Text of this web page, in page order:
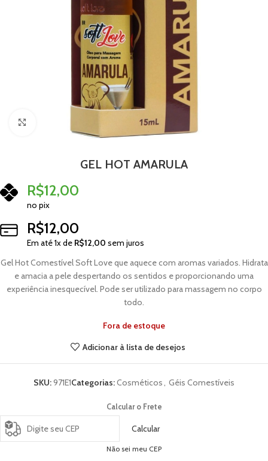
GEL HOT AMARULA
R$12,00
no pix
R$12,00
Em até1x de R$12,00 sem juros
Gel Hot Comestível Soft Love que aquece com aromas variados. Hidrata
e amacia a pele despertando os sentidos e proporcionando uma
experiência inesquecível. Pode ser utilizado para massagem no corpo
todo.
Fora de estoque
Adicionar à lista de desejos
SKU:971E1Categorias:Cosméticos, Géis Comestíveis
Calcular o Frete
Calcular
Não sei meu CEP